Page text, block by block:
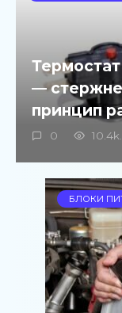
—
принцип
0 10.4k.
БЛОКИ